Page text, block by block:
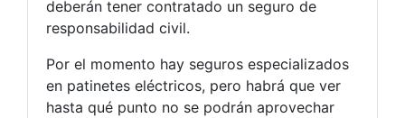
deberán tener contratado un seguro de
responsabilidad civil.
Por el momento hay seguros especializados
en patinetes eléctricos, pero habrá que ver
hasta qué punto no se podrán aprovechar